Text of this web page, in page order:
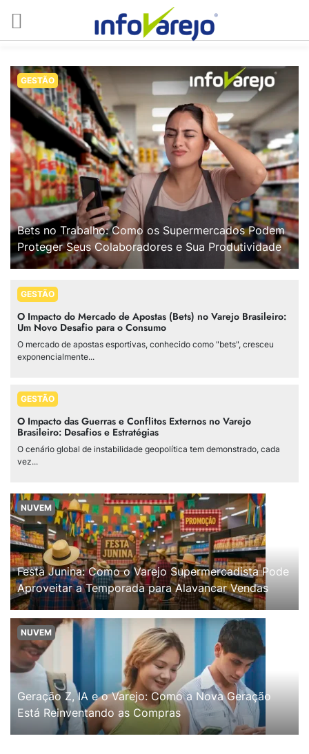
GESTÃO
Bets no Trabalho: Como os Supermercados Podem
Proteger Seus Colaboradores e Sua Produtividade
GESTÃO
O Impacto do Mercado de Apostas (Bets) no Varejo Brasileiro:
Um Novo Desafio para o Consumo
O mercado de apostas esportivas, conhecido como "bets", cresceu
exponencialmente...
GESTÃO
O Impacto das Guerras e Conflitos Externos no Varejo
Brasileiro: Desafios e Estratégias
O cenário global de instabilidade geopolítica tem demonstrado, cada
vez...
NUVEM
Festa Junina: Como o Varejo Supermercadista Pode
Aproveitar a Temporada para Alavancar Vendas
NUVEM
Geração Z, IA e o Varejo: Como a Nova Geração
Está Reinventando as Compras